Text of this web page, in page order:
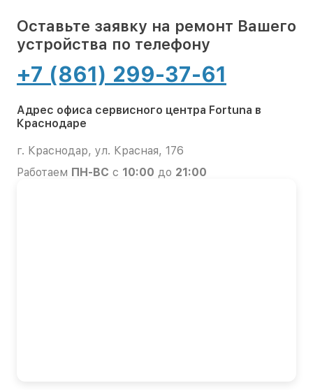
Оставьте заявку на ремонт Вашего
устройства по телефону
+7 (861) 299-37-61
Адрес офиса сервисного центра Fortuna в
Краснодаре
г. Краснодар, ул. Красная, 176
Работаем ПН-ВС с 10:00 до 21:00